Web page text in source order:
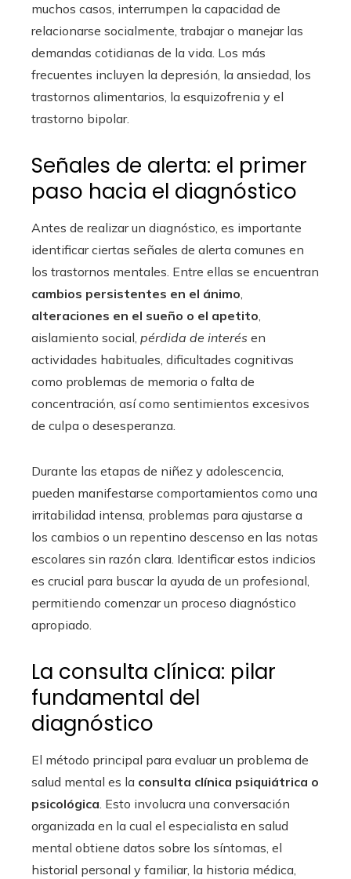
muchos casos, interrumpen la capacidad de
relacionarse socialmente, trabajar o manejar las
demandas cotidianas de la vida. Los más
frecuentes incluyen la depresión, la ansiedad, los
trastornos alimentarios, la esquizofrenia y el
trastorno bipolar.
Señales de alerta: el primer
paso hacia el diagnóstico
Antes de realizar un diagnóstico, es importante
identificar ciertas señales de alerta comunes en
los trastornos mentales. Entre ellas se encuentran
cambios persistentes en el ánimo,
alteraciones en el sueño o el apetito,
aislamiento social, pérdida de interés en
actividades habituales, dificultades cognitivas
como problemas de memoria o falta de
concentración, así como sentimientos excesivos
de culpa o desesperanza.
Durante las etapas de niñez y adolescencia,
pueden manifestarse comportamientos como una
irritabilidad intensa, problemas para ajustarse a
los cambios o un repentino descenso en las notas
escolares sin razón clara. Identificar estos indicios
es crucial para buscar la ayuda de un profesional,
permitiendo comenzar un proceso diagnóstico
apropiado.
La consulta clínica: pilar
fundamental del
diagnóstico
El método principal para evaluar un problema de
salud mental es la consulta clínica psiquiátrica o
psicológica. Esto involucra una conversación
organizada en la cual el especialista en salud
mental obtiene datos sobre los síntomas, el
historial personal y familiar, la historia médica,